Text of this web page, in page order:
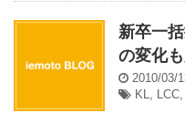
新卒一
の変化
2010/03/
KL, LCC,